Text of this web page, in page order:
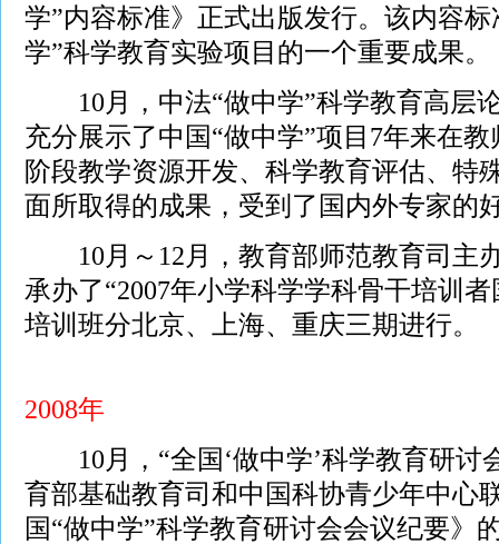
学”内容标准》正式出版发行。该内容
学”科学教育实验项目的一个重要成果。
10月，中法“做中学”科学教育高层
充分展示了中国“做中学”项目7年来在
阶段教学资源开发、科学教育评估、特
面所取得的成果，受到了国内外专家的
10月～12月，教育部师范教育司主
承办了“2007年小学科学学科骨干培训
培训班分北京、上海、重庆三期进行。
2008年
10月，“全国‘做中学’科学教育研讨
育部基础教育司和中国科协青少年中心
国“做中学”科学教育研讨会会议纪要》